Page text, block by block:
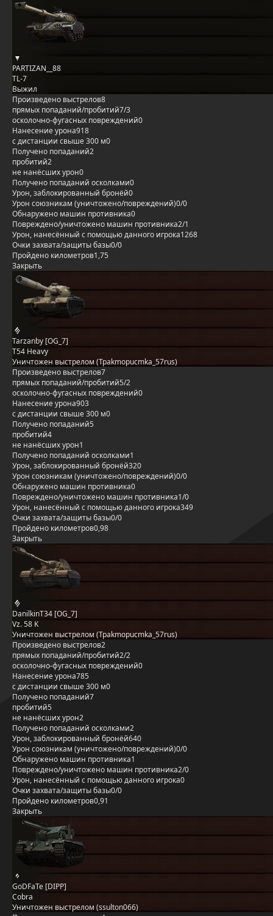
PARTIZAN__88
TL-7
Выжил
Произведено выстрелов8
прямых попаданий/пробитий7/3
осколочно-фугасных повреждений0
Нанесение урона918
с дистанции свыше 300 м0
Получено попаданий2
пробитий2
не нанёсших урон0
Получено попаданий осколками0
Урон, заблокированный бронёй0
Урон союзникам (уничтожено/повреждений)0/0
Обнаружено машин противника0
Повреждено/уничтожено машин противника2/1
Урон, нанесённый с помощью данного игрока1268
Очки захвата/защиты базы0/0
Пройдено километров1,75
Закрыть
Tarzanby [OG_7]
T54 Heavy
Уничтожен выстрелом (Tpakmopucmka_57rus)
Произведено выстрелов7
прямых попаданий/пробитий5/2
осколочно-фугасных повреждений0
Нанесение урона903
с дистанции свыше 300 м0
Получено попаданий5
пробитий4
не нанёсших урон1
Получено попаданий осколками1
Урон, заблокированный бронёй320
Урон союзникам (уничтожено/повреждений)0/0
Обнаружено машин противника0
Повреждено/уничтожено машин противника1/0
Урон, нанесённый с помощью данного игрока349
Очки захвата/защиты базы0/0
Пройдено километров0,98
Закрыть
DanilkinT34 [OG_7]
Vz. 58 K
Уничтожен выстрелом (Tpakmopucmka_57rus)
Произведено выстрелов2
прямых попаданий/пробитий2/2
осколочно-фугасных повреждений0
Нанесение урона785
с дистанции свыше 300 м0
Получено попаданий7
пробитий5
не нанёсших урон2
Получено попаданий осколками2
Урон, заблокированный бронёй640
Урон союзникам (уничтожено/повреждений)0/0
Обнаружено машин противника1
Повреждено/уничтожено машин противника2/0
Урон, нанесённый с помощью данного игрока0
Очки захвата/защиты базы0/0
Пройдено километров0,91
Закрыть
GoDFaTe [DIPP]
Cobra
Уничтожен выстрелом (ssulton066)